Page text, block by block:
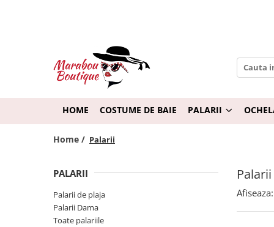
Palarii Dama
Palarii Barbati - Unisex
Sepci Handmade
Toate palariile
Ochelari pentru Femei
Ochelari pentru Barbati
Rame de Ochelari
HOME COSTUME DE BAIE PALARII
Home / Palarii
Palarii
PALARII
Palarii de plaja
Palarii Dama
Toate palariile
Afiseaza: